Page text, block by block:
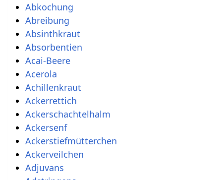
Abkochung
Abreibung
Absinthkraut
Absorbentien
Acai-Beere
Acerola
Achillenkraut
Ackerrettich
Ackerschachtelhalm
Ackersenf
Ackerstiefmütterchen
Ackerveilchen
Adjuvans